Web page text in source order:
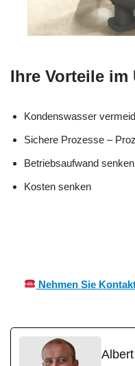
Ihre Vorteile im
Kondenswasser
Sichere Prozesse –
Betriebsaufwand senken
Kosten senken
Nehmen Sie